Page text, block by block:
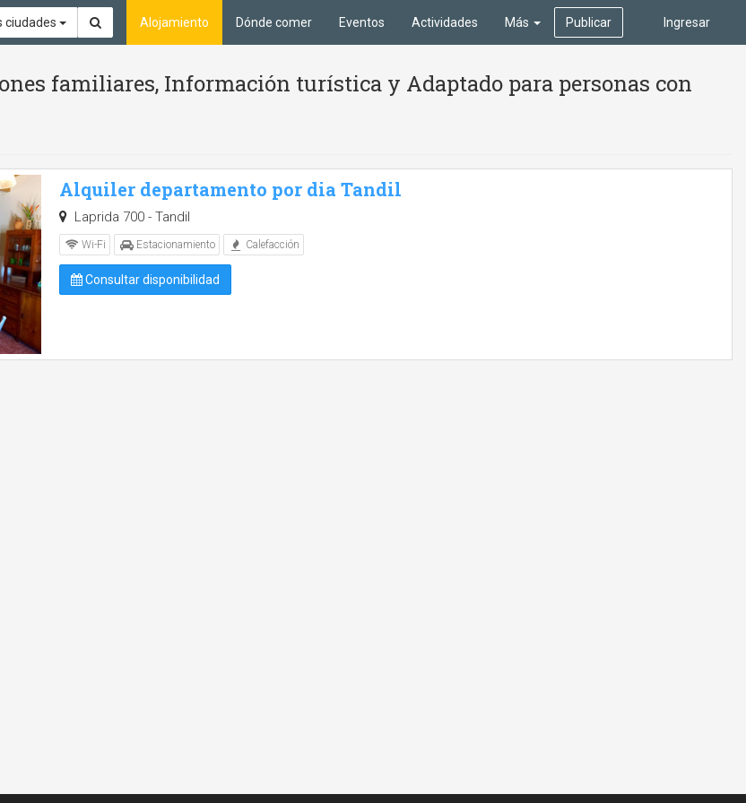
ciudades Ingresar
Alojamiento Dónde comer Eventos Actividades Más Publicar
familiares, Información turística y Adaptado para personas con
Alquiler departamento por dia Tandil
Laprida 700 - Tandil
Wi-Fi Estacionamiento Calefacción
Consultar disponibilidad